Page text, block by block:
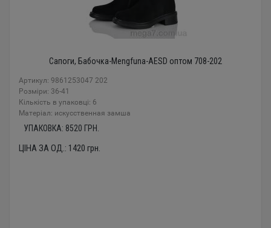
Сапоги, Бабочка-Mengfuna-AESD оптом 708-202
Артикул: 9861253047 202
Розміри: 36-41
Кількість в упаковці: 6
Mатеріал: искусственная замша
УПАКОВКА: 8520 ГРН.
ЦІНА ЗА ОД.: 1420 грн.